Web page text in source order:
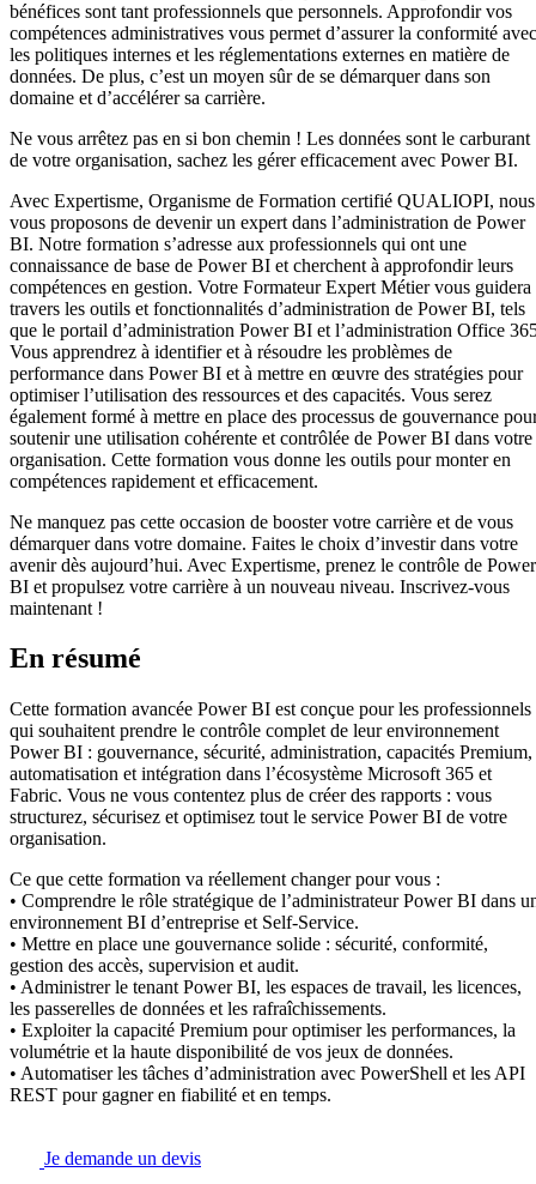
bénéfices sont tant professionnels que personnels. Approfondir vos
compétences administratives vous permet d’assurer la conformité avec
les politiques internes et les réglementations externes en matière de
données. De plus, c’est un moyen sûr de se démarquer dans son
domaine et d’accélérer sa carrière.
Ne vous arrêtez pas en si bon chemin ! Les données sont le carburant
de votre organisation, sachez les gérer efficacement avec Power BI.
Avec Expertisme, Organisme de Formation certifié QUALIOPI, nous
vous proposons de devenir un expert dans l’administration de Power
BI. Notre formation s’adresse aux professionnels qui ont une
connaissance de base de Power BI et cherchent à approfondir leurs
compétences en gestion. Votre Formateur Expert Métier vous guidera
travers les outils et fonctionnalités d’administration de Power BI, tels
que le portail d’administration Power BI et l’administration Office
Vous apprendrez à identifier et à résoudre les problèmes de
performance dans Power BI et à mettre en œuvre des stratégies pour
optimiser l’utilisation des ressources et des capacités. Vous serez
également formé à mettre en place des processus de gouvernance
soutenir une utilisation cohérente et contrôlée de Power BI dans votre
organisation. Cette formation vous donne les outils pour monter en
compétences rapidement et efficacement.
Ne manquez pas cette occasion de booster votre carrière et de vous
démarquer dans votre domaine. Faites le choix d’investir dans votre
avenir dès aujourd’hui. Avec Expertisme, prenez le contrôle de Power
BI et propulsez votre carrière à un nouveau niveau. Inscrivez-vous
maintenant !
En résumé
Cette formation avancée Power BI est conçue pour les professionnels
qui souhaitent prendre le contrôle complet de leur environnement
Power BI : gouvernance, sécurité, administration, capacités Premium,
automatisation et intégration dans l’écosystème Microsoft 365 et
Fabric. Vous ne vous contentez plus de créer des rapports : vous
structurez, sécurisez et optimisez tout le service Power BI de votre
organisation.
Ce que cette formation va réellement changer pour vous :
• Comprendre le rôle stratégique de l’administrateur Power BI dans
environnement BI d’entreprise et Self-Service.
• Mettre en place une gouvernance solide : sécurité, conformité,
gestion des accès, supervision et audit.
• Administrer le tenant Power BI, les espaces de travail, les licences,
les passerelles de données et les rafraîchissements.
• Exploiter la capacité Premium pour optimiser les performances, la
volumétrie et la haute disponibilité de vos jeux de données.
• Automatiser les tâches d’administration avec PowerShell et les API
REST pour gagner en fiabilité et en temps.
Je demande un devis